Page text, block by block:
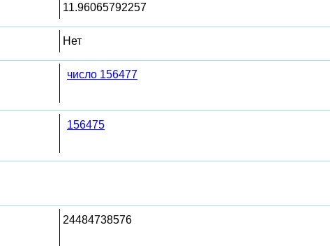
11.96065792257
Нет
число 156477
156475
24484738576